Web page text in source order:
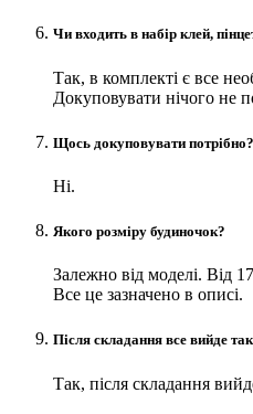
Чи входить в набір клей,
Так, в комплекті є все
Докуповувати нічого не
Щось докуповувати потрібно?
Ні.
Якого розміру будиночок?
Залежно від моделі. Від
Все це зазначено в описі.
Після складання все вийде
Так, після складання